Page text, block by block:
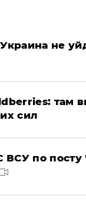
не
там
сил
по